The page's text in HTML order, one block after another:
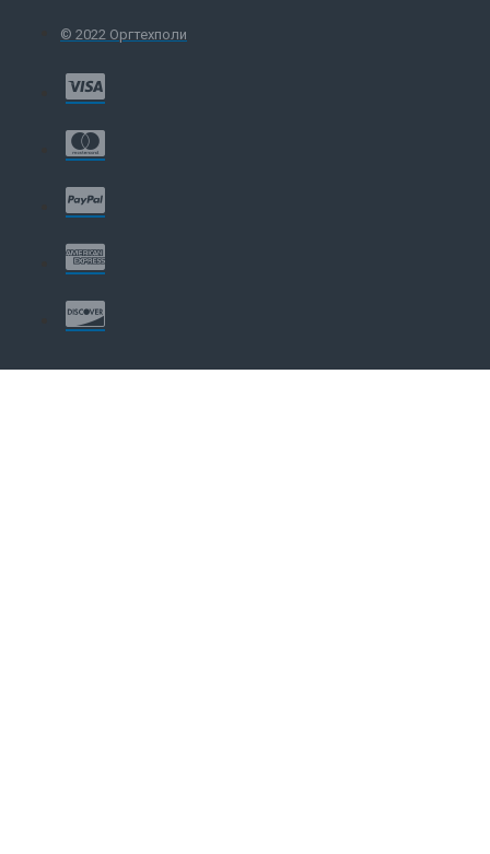
© 2022 Оргтехполи